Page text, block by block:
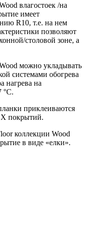
влагостоек /на
имеет
R10, т.е. на нем
позволяют
столовой зоне, а
можно укладывать
системами обогрева
нагрева на
°С.
приклеиваются
покрытий.
коллекции Wood
в виде «елки».